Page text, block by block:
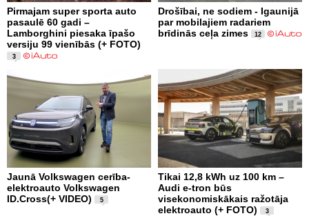
Pirmajam super sporta auto
pasaulē 60 gadi –
Lamborghini piesaka īpašo
versiju 99 vienībās (+ FOTO)
3
Drošībai, ne sodiem - Igaunijā
par mobilajiem radariem
brīdinās ceļa zimes
12
Jaunā Volkswagen cerība-
elektroauto Volkswagen
ID.Cross(+ VIDEO)
5
Tikai 12,8 kWh uz 100 km –
Audi e-tron būs
visekonomiskākais ražotāja
elektroauto (+ FOTO)
3